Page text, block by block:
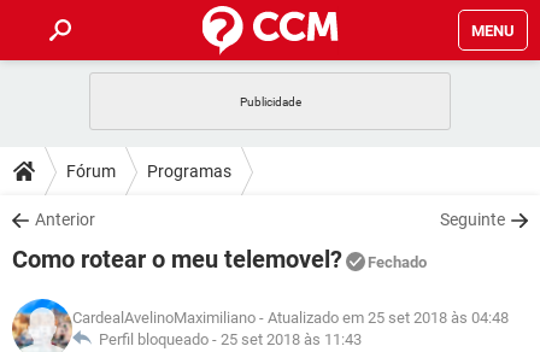
MENU
CELULAR
OUTLOOK
INSTAGRAM GMAIL
GUIA DE COMPRAS
DICAS
JOGOS
INSTAGRAM GMAIL
DOWNLOADS
JOGOS WHATSAPP
CELULAR
OUTLOOK EXCEL
JOGOS WHATSAPP
GLOSSÁRIO
Fórum Programas
Anterior Seguinte
Como rotear o meu telemovel? Fechado
CardealAvelinoMaximiliano - Atualizado em 25 set 2018 às 04:48
Perfil bloqueado - 25 set 2018 às 11:43